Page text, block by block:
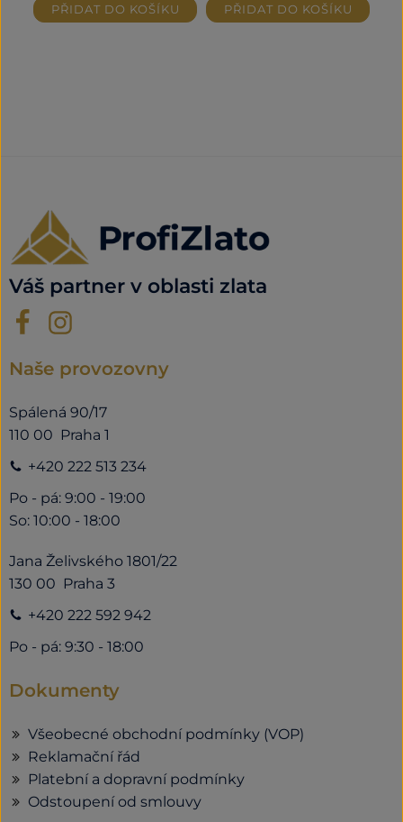
PŘIDAT DO KOŠÍKU PŘIDAT DO KOŠÍKU
Váš partner v oblasti zlata
Naše provozovny
Spálená 90/17
110 00 Praha 1
+420 222 513 234
Po - pá: 9:00 - 19:00
So: 10:00 - 18:00
Jana Želivského 1801/22
130 00 Praha 3
+420 222 592 942
Po - pá: 9:30 - 18:00
Dokumenty
Všeobecné obchodní podmínky (VOP)
Reklamační řád
Platební a dopravní podmínky
Odstoupení od smlouvy